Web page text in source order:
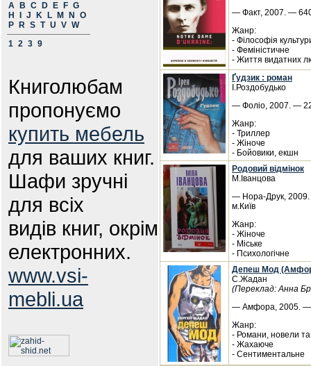
A
B C D E F G
H
J K L M N
O
P
R S T U V W
1 2 3 9
Книголюбам
пропонуємо
купить мебель
для ваших книг.
Шафи зручні
для всіх
видів книг, окрім
електронних.
www.vsi-
mebli.ua
— Факт, 2007. —
Жанр:
- Філософія
- Феміністичне
- Життя видатних
Ґудзик : роман
І.Роздобудько
— Фоліо, 2007. —
Жанр:
- Триллер
- Жіноче
- Бойовики, екшн
Родовий відмінок
М.Іванцова
— Нора-Друк,
м.Київ
Жанр:
- Жіноче
- Міське
- Психологічне
Депеш Мод
С.Жадан
(Переклад: Анна
— Амфора, 2005. —
Жанр:
- Романи, новели
- Жахаюче
- Сентиментальне